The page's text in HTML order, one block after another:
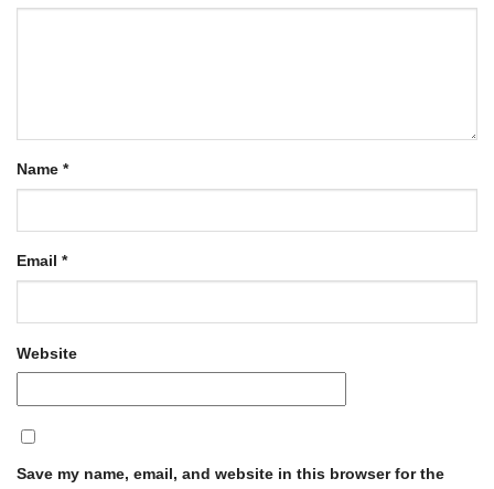
Name *
Email *
Website
Save my name, email, and website in this browser for the